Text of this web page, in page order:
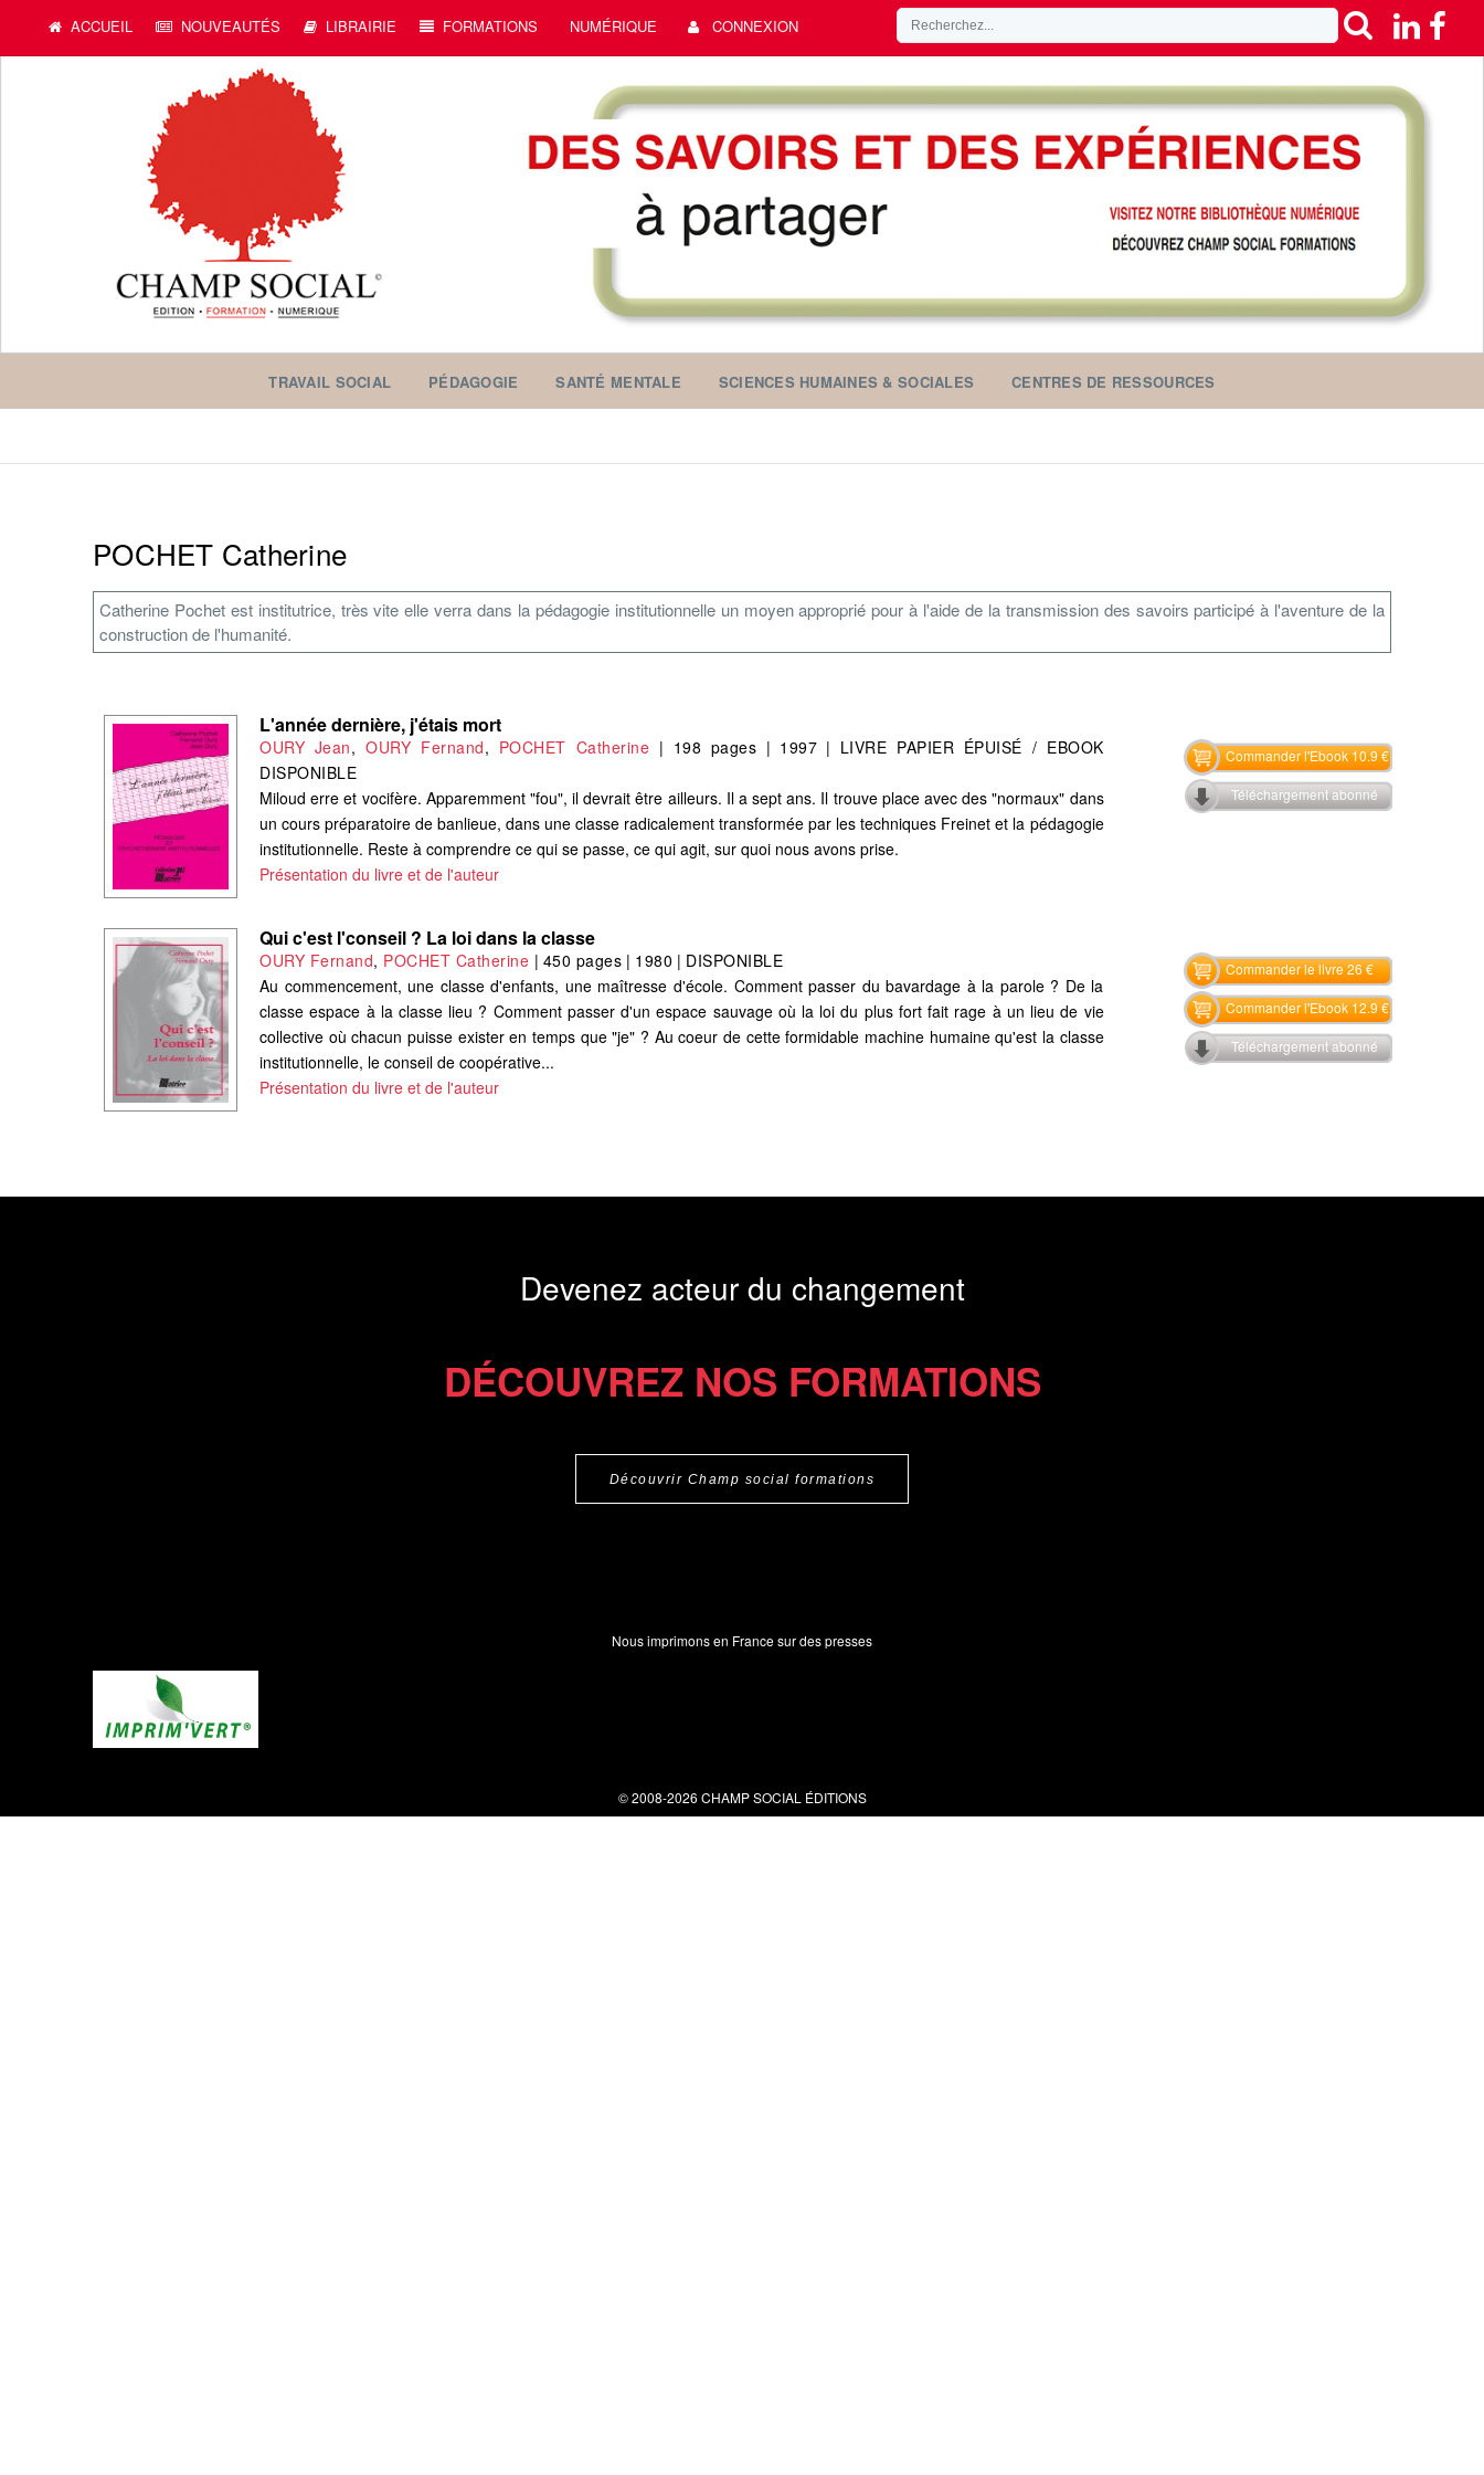
ACCUEIL NOUVEAUTÉS LIBRAIRIE FORMATIONS NUMÉRIQUE CONNEXION
TRAVAIL SOCIAL PÉDAGOGIE SANTÉ MENTALE SCIENCES HUMAINES & SOCIALES CENTRES DE RESSOURCES
POCHET Catherine
Catherine Pochet est institutrice, très vite elle verra dans la pédagogie institutionnelle un moyen approprié pour à l'aide de la transmission des savoirs participé à l'aventure de la
construction de l'humanité.
L'année dernière, j'étais mort
OURY Jean,OURY Fernand, POCHET Catherine | 198 pages | 1997 | LIVRE PAPIER ÉPUISÉ / EBOOK
DISPONIBLE
Miloud erre et vocifère. Apparemment "fou", il devrait être ailleurs. Il a sept ans. Il trouve place avec des "normaux" dans
un cours préparatoire de banlieue, dans une classe radicalement transformée par les techniques Freinet et la pédagogie
institutionnelle. Reste à comprendre ce qui se passe, ce qui agit, sur quoi nous avons prise.
Présentation du livre et de l'auteur
Commander l'Ebook 10.9 €
Téléchargement abonné
Qui c'est l'conseil ? La loi dans la classe
OURY Fernand, POCHET Catherine | 450 pages | 1980 | DISPONIBLE
Au commencement, une classe d'enfants, une maîtresse d'école. Comment passer du bavardage à la parole ? De la
classe espace à la classe lieu ? Comment passer d'un espace sauvage où la loi du plus fort fait rage à un lieu de vie
collective où chacun puisse exister en temps que "je" ? Au coeur de cette formidable machine humaine qu'est la classe
institutionnelle, le conseil de coopérative...
Présentation du livre et de l'auteur
Commander le livre 26 €
Commander l'Ebook 12.9 €
Téléchargement abonné
Devenez acteur du changement
DÉCOUVREZ NOS FORMATIONS
Découvrir Champ social formations
Nous imprimons en France sur des presses
© 2008-2026 CHAMP SOCIAL ÉDITIONS